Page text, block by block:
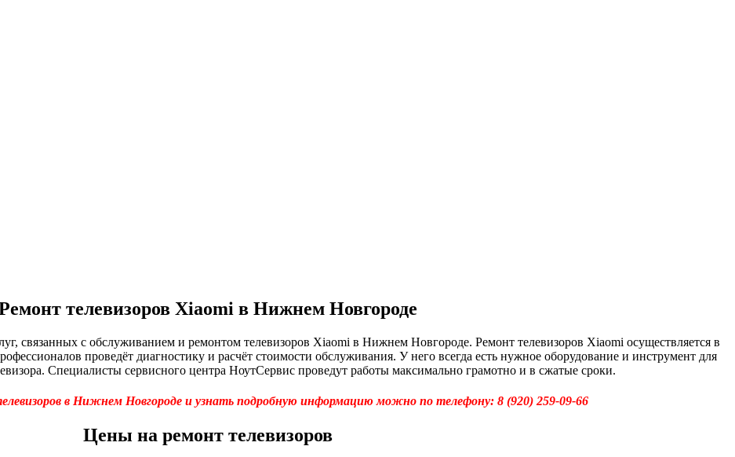
телевизоров Xiaomi в Нижнем Новгороде
связанных с обслуживанием и ремонтом телевизоров Xiaomi в Нижнем Новгороде. Ремонт телевизоров Xiaomi осуществляется в
проведёт диагностику и расчёт стоимости обслуживания. У него всегда есть нужное оборудование и инструмент для
Специалисты сервисного центра НоутСервис проведут работы максимально грамотно и в сжатые сроки.
в Нижнем Новгороде и узнать подробную информацию можно по телефону: 8 (920) 259-09-66
Цены на ремонт телевизоров